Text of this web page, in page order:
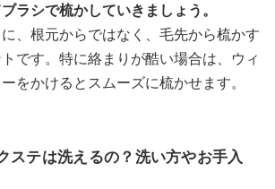
ラシで梳かしていきましょう。
、根元からではなく、毛先から梳かす
です。特に絡まりが酷い場合は、ウィ
をかけるとスムーズに梳かせます。
ステは洗えるの？洗い方やお手入